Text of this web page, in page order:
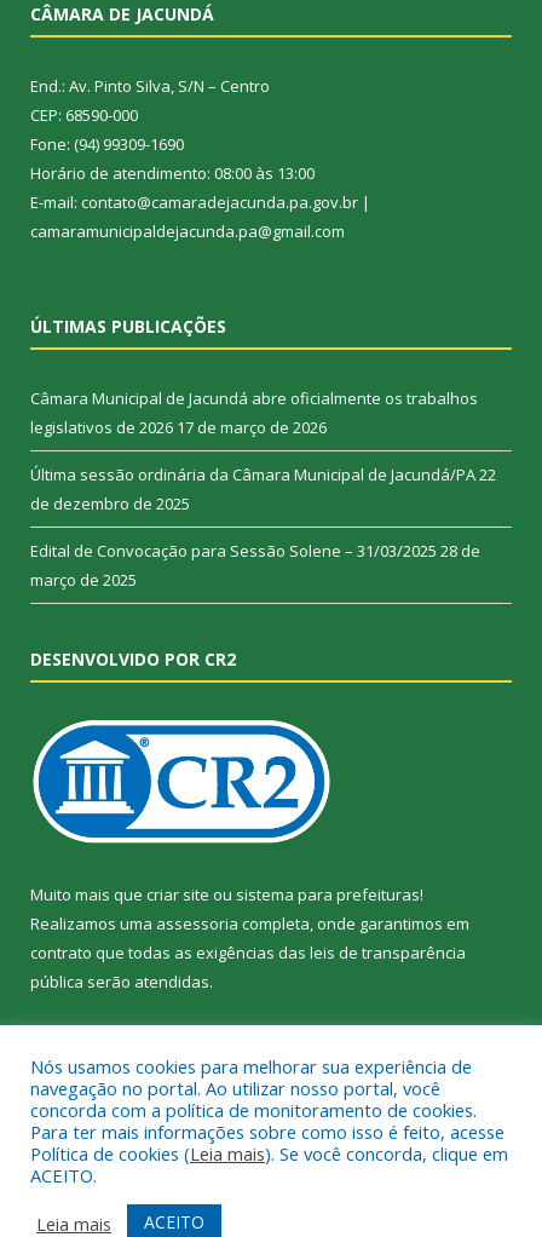
CÂMARA DE JACUNDÁ
End.: Av. Pinto Silva, S/N – Centro
CEP: 68590-000
Fone: (94) 99309-1690
Horário de atendimento: 08:00 às 13:00
E-mail: contato@camaradejacunda.pa.gov.br |
camaramunicipaldejacunda.pa@gmail.com
ÚLTIMAS PUBLICAÇÕES
Câmara Municipal de Jacundá abre oficialmente os trabalhos
legislativos de 2026 17 de março de 2026
Última sessão ordinária da Câmara Municipal de Jacundá/PA22
de dezembro de 2025
Edital de Convocação para Sessão Solene – 31/03/2025 28 de
março de 2025
DESENVOLVIDO POR CR2
Muito mais que criar site ou sistema para prefeituras!
Realizamos uma assessoria completa, onde garantimos em
contrato que todas as exigências das leis de transparência
pública serão atendidas.
Todos os direitos reservados a Câmara Municipal de Jacundá.
Mapa do Site
Acessar Área Administrativa
Nós usamos cookies para melhorar sua experiência de
navegação no portal. Ao utilizar nosso portal, você
concorda com a política de monitoramento de cookies.
Para ter mais informações sobre como isso é feito, acesse
Política de cookies (Leia mais). Se você concorda, clique em
ACEITO.
Leia mais
ACEITO